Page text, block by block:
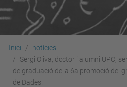
Inici
notícies
Sergi Oliva, doctor i alumni UPC,
de graduació de la 6a promoció del
de Dades.